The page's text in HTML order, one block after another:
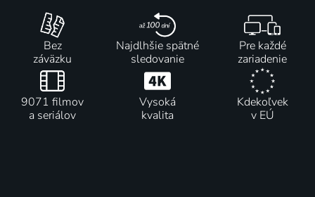
Bez
záväzku
Najdlhšie spätné
sledovanie
Pre každé
zariadenie
9071 filmov
a seriálov
Vysoká
kvalita
Kdekoľvek
v EÚ